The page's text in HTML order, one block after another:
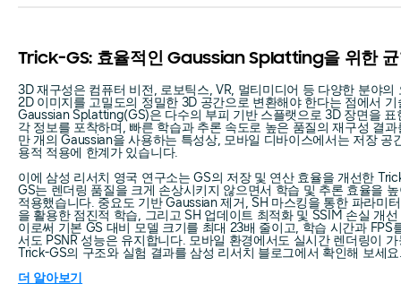
Trick-GS: 효율적인 Gaussian Splatting을 위한 균
3D 재구성은 컴퓨터 비전, 로보틱스, VR, 멀티미디어 등 다양한 분야의
2D 이미지를 고밀도의 정밀한 3D 공간으로 변환해야 한다는 점에서
Gaussian Splatting(GS)은 다수의 부피 기반 스플랫으로 3D 장면을
각 정보를 포착하며, 빠른 학습과 추론 속도로 높은 품질의 재구성 결
만 개의 Gaussian을 사용하는 특성상, 모바일 디바이스에서는 저장 공
용적 적용에 한계가 있습니다.
이에 삼성 리서치 영국 연구소는 GS의 저장 및 연산 효율을 개선한
GS는 렌더링 품질을 크게 손상시키지 않으면서 학습 및 추론 효율을
적용했습니다. 중요도 기반 Gaussian 제거, SH 마스킹을 통한 파라미
을 활용한 점진적 학습, 그리고 SH 업데이트 최적화 및 SSIM 손실 개
이로써 기본 GS 대비 모델 크기를 최대 23배 줄이고, 학습 시간과 FPS
서도 PSNR 성능은 유지합니다. 모바일 환경에서도 실시간 렌더링이
Trick-GS의 구조와 실험 결과를 삼성 리서치 블로그에서 확인해 보세
더 알아보기